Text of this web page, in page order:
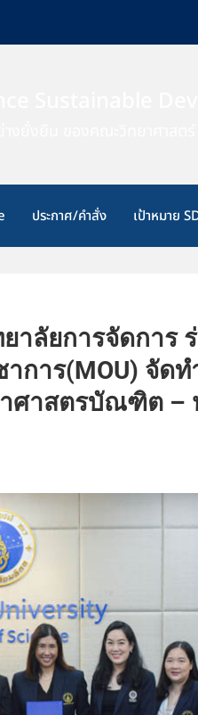
ประกาศ/คำสั่ง เป้าหมาย
ลัยการจัดการ
าร(MOU) จัดท
ศาสตรบัณฑิต –